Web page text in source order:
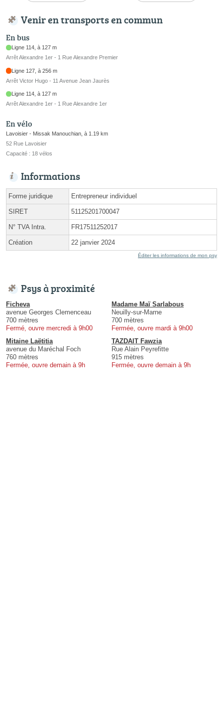
Venir en transports en commun
En bus
Ligne 114, à 127 m
Arrêt Alexandre 1er - 1 Rue Alexandre Premier
Ligne 127, à 256 m
Arrêt Victor Hugo - 11 Avenue Jean Jaurès
Ligne 114, à 127 m
Arrêt Alexandre 1er - 1 Rue Alexandre 1er
En vélo
Lavoisier - Missak Manouchian, à 1.19 km
52 Rue Lavoisier
Capacité : 18 vélos
Informations
Forme juridique Entrepreneur individuel
SIRET 51125201700047
N° TVA Intra. FR17511252017
Création 22 janvier 2024
Éditer les informations de mon psy
Psys à proximité
Ficheva
avenue Georges Clemenceau
700 mètres
Fermé, ouvre mercredi à 9h00
Madame Maï Sarlabous
Neuilly-sur-Marne
700 mètres
Fermée, ouvre mardi à 9h00
Mitaine Laëtitia
avenue du Maréchal Foch
760 mètres
Fermée, ouvre demain à 9h
TAZDAIT Fawzia
Rue Alain Peyrefitte
915 mètres
Fermée, ouvre demain à 9h